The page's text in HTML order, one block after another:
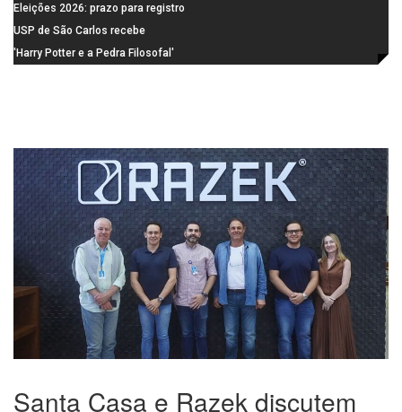
feira (10)
Campanha do Agasalho segue
durante o mês de agosto
Eleições 2026: prazo para registro
de candidaturas acaba em 15 de
agosto
USP de São Carlos recebe
visitantes para apresentar cursos
'Harry Potter e a Pedra Filosofal'
Santa Casa e Razek discutem